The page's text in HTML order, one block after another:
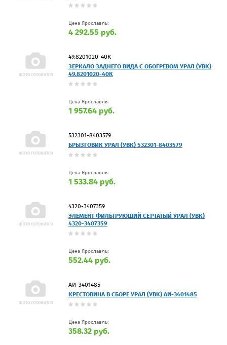
Цена Ярославль:
4 292.55 руб.
49.8201020-40К
ЗЕРКАЛО ЗАДНЕГО ВИДА С ОБОГРЕВОМ УРАЛ (УВК)
49.8201020-40К
Цена Ярославль:
1 957.64 руб.
532301-8403579
БРЫЗГОВИК УРАЛ (УВК) 532301-8403579
Цена Ярославль:
1 533.84 руб.
4320-3407359
ЭЛЕМЕНТ ФИЛЬТРУЮЩИЙ СЕТЧАТЫЙ УРАЛ (УВК)
4320-3407359
Цена Ярославль:
552.44 руб.
АИ-3401485
КРЕСТОВИНА В СБОРЕ УРАЛ (УВК) АИ-3401485
Цена Ярославль:
358.32 руб.